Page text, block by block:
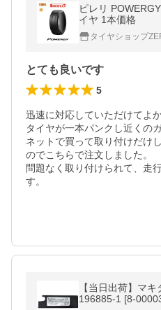
ピレリ
イヤ 1本価格
タイヤショップ
とても良いです
5
迅速に対応していただけてよ
タイヤが一本パンクし近くの
ネットで買って取り付けだけ
のでこちらで注文しました。
問題なく取り付けられて、走
す。
【当日出荷】マ
196885-1 [8-